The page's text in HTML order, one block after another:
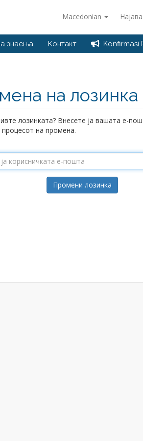
Macedonian
знаења Контакт Konfirmasi
на лозинка
лозинката? Внесете ја вашата е-
на промена.
Промени лозинка